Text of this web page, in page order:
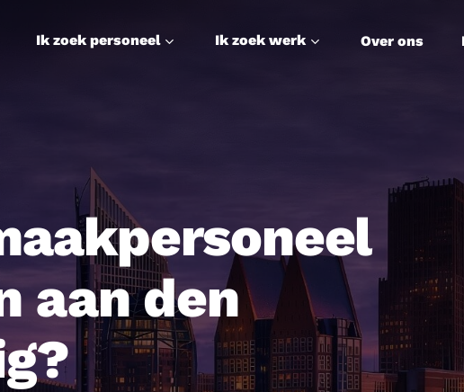
Ik zoek personeel Ik zoek werk Over ons
aan den